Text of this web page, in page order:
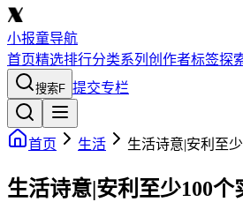
小报童导航
首页精选排行分类系列 创作者标签探
搜索F 提交专栏
首页 生活 生活诗意|安利至
生活诗意|安利至少100个